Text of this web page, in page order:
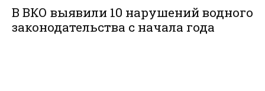
В ВКО выявили 10 нарушений водного
законодательства с начала года